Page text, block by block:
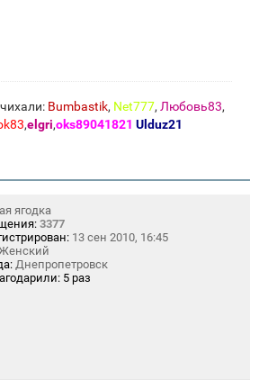
Bumbastik, Net777, Любовь83,
,elgri,oks89041821 Ulduz21
ягодка
3377
13 сен 2010, 16:45
Днепропетровск
5 раз